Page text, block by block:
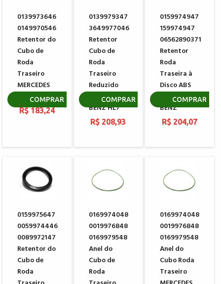
0139973646
0149970546
Retentor do
Cubo de
Roda
Traseiro
MERCEDES
BENZ
R$ 183,24
COMPRAR
0139979347
3649977046
Retentor
Cubo de
Roda
Traseiro
Reduzido
MERCEDES
BENZ HL7
R$ 208,93
COMPRAR
0159974947
159974947
06562890371
Retentor
Roda
Traseira à
Disco ABS
MERCEDES
BENZ
R$ 204,07
COMPRAR
0159975647
0059974446
0089972147
Retentor do
Cubo de
Roda
0169974048
0019976848
0169979548
Anel do
Cubo de
Roda
0169974048
0019976848
0169979548
Anel do
Cubo Roda
Traseiro